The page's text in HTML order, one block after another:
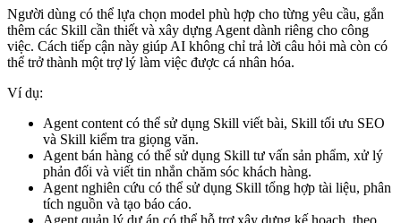
Người dùng có thể lựa chọn model phù hợp cho từng yêu cầu, gắn
thêm các Skill cần thiết và xây dựng Agent dành riêng cho công
việc. Cách tiếp cận này giúp AI không chỉ trả lời câu hỏi mà còn có
thể trở thành một trợ lý làm việc được cá nhân hóa.
Ví dụ:
Agent content có thể sử dụng Skill viết bài, Skill tối ưu SEO
và Skill kiểm tra giọng văn.
Agent bán hàng có thể sử dụng Skill tư vấn sản phẩm, xử lý
phản đối và viết tin nhắn chăm sóc khách hàng.
Agent nghiên cứu có thể sử dụng Skill tổng hợp tài liệu, phân
tích nguồn và tạo báo cáo.